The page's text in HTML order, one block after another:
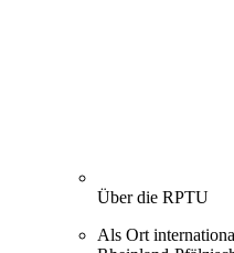
Über die RPTU
Als Ort